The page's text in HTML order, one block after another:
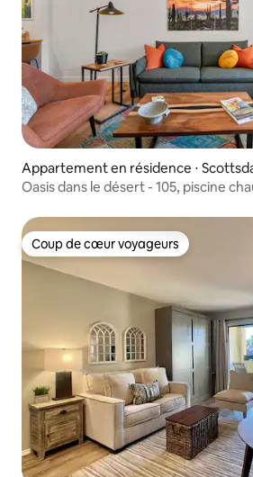
Appartement en résidence ⋅
Oasis dans le désert - 105, piscine
Coup de cœur voyageurs
Coup de cœur voyageurs